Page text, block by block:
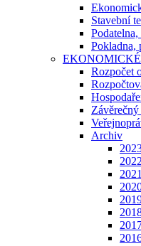
Stavební
Pokladna,
Rozpočet
Závěrečný
Archiv
2022
2021